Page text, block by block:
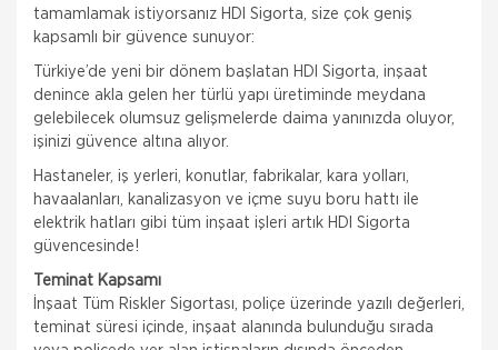
tamamlamak istiyorsanız HDI Sigorta, size çok geniş
kapsamlı bir güvence sunuyor:
Türkiye’de yeni bir dönem başlatan HDI Sigorta, inşaat
denince akla gelen her türlü yapı üretiminde meydana
gelebilecek olumsuz gelişmelerde daima yanınızda oluyor,
işinizi güvence altına alıyor.
Hastaneler, iş yerleri, konutlar, fabrikalar, kara yolları,
havaalanları, kanalizasyon ve içme suyu boru hattı ile
elektrik hatları gibi tüm inşaat işleri artık HDI Sigorta
güvencesinde!
Teminat Kapsamı
İnşaat Tüm Riskler Sigortası, poliçe üzerinde yazılı değerleri,
teminat süresi içinde, inşaat alanında bulunduğu sırada